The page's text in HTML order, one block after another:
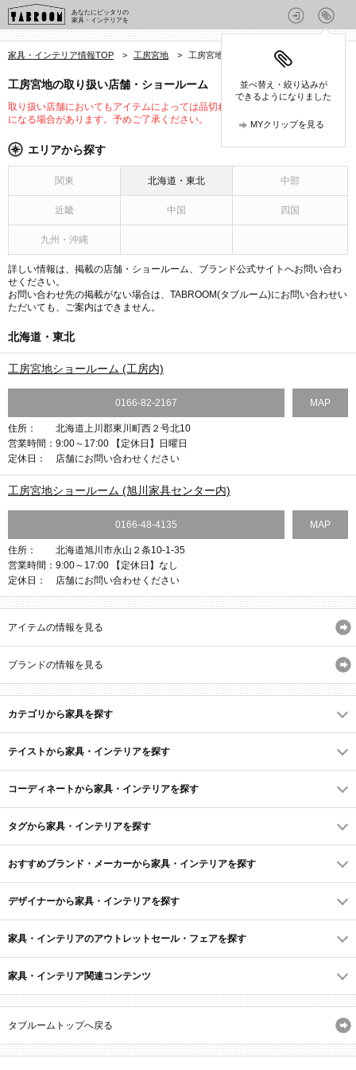
あなたにピッタリの
家具・インテリアを
並べ替え・絞り込みが
できるようになりました
MYクリップを見る
家具・インテリア情報TOP > 工房宮地 > 工房宮地の店舗
工房宮地の取り扱い店舗・ショールーム
取り扱い店舗においてもアイテムによっては品切れや未入荷、取り扱いが変更
になる場合があります。予めご了承ください。
エリアから探す
関東 北海道・東北 中部
近畿 中国 四国
九州・沖縄
詳しい情報は、掲載の店舗・ショールーム、ブランド公式サイトへお問い合わ
せください。
お問い合わせ先の掲載がない場合は、TABROOM(タブルーム)にお問い合わせい
ただいても、ご案内はできません。
北海道・東北
工房宮地ショールーム (工房内)
0166-82-2167 MAP
住所：
北海道上川郡東川町西２号北10
営業時間： 9:00～17:00 【定休日】日曜日
定休日：
店舗にお問い合わせください
工房宮地ショールーム (旭川家具センター内)
0166-48-4135 MAP
住所：
北海道旭川市永山２条10-1-35
営業時間： 9:00～17:00 【定休日】なし
定休日：
店舗にお問い合わせください
アイテムの情報を見る
ブランドの情報を見る
カテゴリから家具を探す
テイストから家具・インテリアを探す
コーディネートから家具・インテリアを探す
タグから家具・インテリアを探す
おすすめブランド・メーカーから家具・インテリアを探す
デザイナーから家具・インテリアを探す
家具・インテリアのアウトレットセール・フェアを探す
家具・インテリア関連コンテンツ
タブルームトップへ戻る